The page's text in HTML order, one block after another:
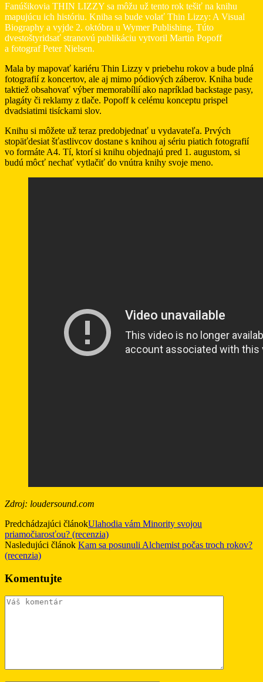
Fanúšikovia THIN LIZZY sa môžu už tento rok tešiť na knihu
mapujúcu ich históriu. Kniha sa bude volať Thin Lizzy: A Visual
Biography a vyjde 2. októbra u Wymer Publishing. Túto
dvestoštyridsať stranovú publikáciu vytvoril Martin Popoff
a fotograf Peter Nielsen.
Mala by mapovať kariéru Thin Lizzy v priebehu rokov a bude plná
fotografií z koncertov, ale aj mimo pódiových záberov. Kniha bude
taktiež obsahovať výber memorabílií ako napríklad backstage pasy,
plagáty či reklamy z tlače. Popoff k celému konceptu prispel
dvadsiatimi tisíckami slov.
Knihu si môžete už teraz predobjednať u vydavateľa. Prvých
stopäťdesiat šťastlivcov dostane s knihou aj sériu piatich fotografií
vo formáte A4. Tí, ktorí si knihu objednajú pred 1. augustom, si
budú môcť nechať vytlačiť do vnútra knihy svoje meno.
Zdroj: loudersound.com
Predchádzajúci článokUlahodia vám Minority svojou
priamočiarosťou? (recenzia)
Nasledujúci článok Kam sa posunuli Alchemist počas troch rokov?
(recenzia)
Komentujte